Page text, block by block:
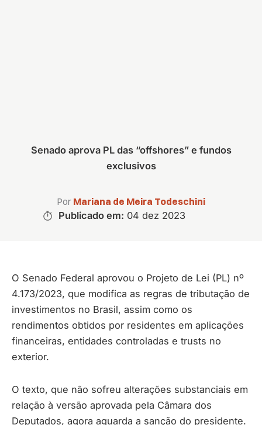
Senado aprova PL das “offshores” e fundos
exclusivos
Por Mariana de Meira Todeschini
Publicado em: 04 dez 2023
O Senado Federal aprovou o Projeto de Lei (PL) nº
4.173/2023, que modifica as regras de tributação de
investimentos no Brasil, assim como os
rendimentos obtidos por residentes em aplicações
financeiras, entidades controladas e trusts no
exterior.
O texto, que não sofreu alterações substanciais em
relação à versão aprovada pela Câmara dos
Deputados, agora aguarda a sanção do presidente.